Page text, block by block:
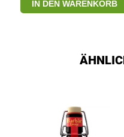
IN DEN WARENKORB